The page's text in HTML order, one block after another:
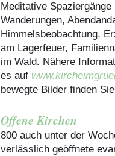
Meditative Spaziergänge
Wanderungen,
Himmelsbeobachtung,
am Lagerfeuer,
im Wald. Nähere
es auf
bewegte Bilder finden Sie
Offene Kirchen
800 auch unter der
verlässlich geöffnete